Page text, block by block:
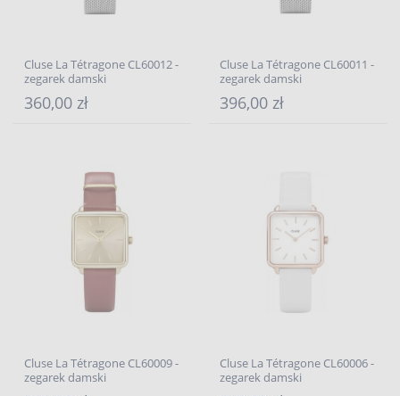
Cluse La Tétragone CL60012 -
zegarek damski
360,00 zł
Cluse La Tétragone CL60011 -
zegarek damski
396,00 zł
Cluse La Tétragone CL60009 -
zegarek damski
Cluse La Tétragone CL60006 -
zegarek damski